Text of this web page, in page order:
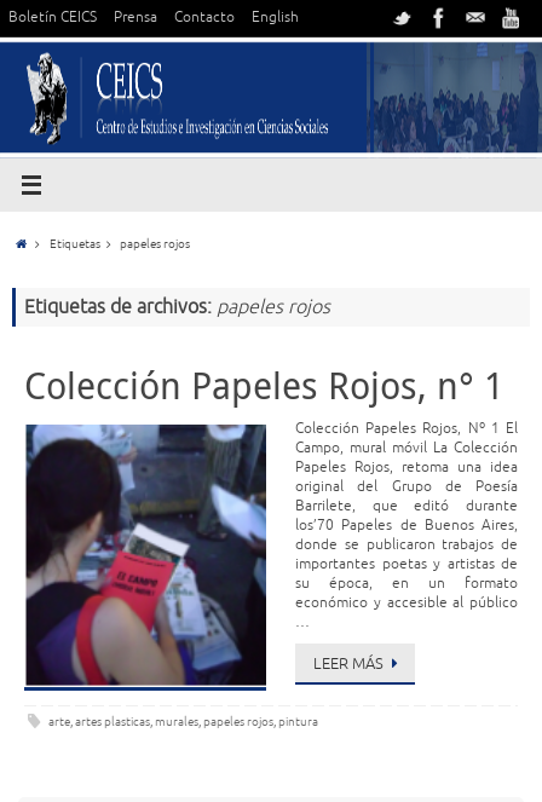
Boletín CEICS Prensa Contacto English
Etiquetas papeles rojos
Etiquetas de archivos: papeles rojos
Colección Papeles Rojos, n° 1
Colección Papeles Rojos, Nº 1 El
Campo, mural móvil La Colección
Papeles Rojos, retoma una idea
original del Grupo de Poesía
Barrilete, que editó durante
los’70 Papeles de Buenos Aires,
donde se publicaron trabajos de
importantes poetas y artistas de
su época, en un formato
económico y accesible al público
…
LEER MÁS
arte,artes plasticas, murales, papeles rojos, pintura